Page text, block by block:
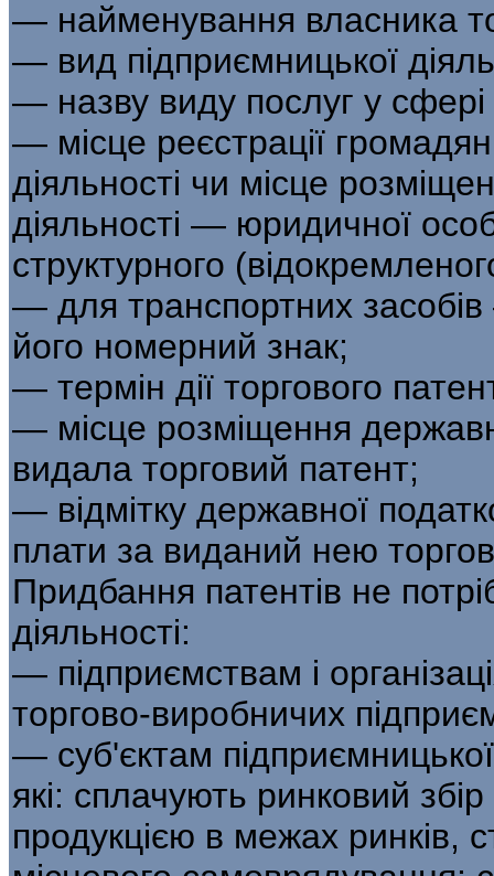
— найменування власника
— вид підприємницької
— назву виду послуг у сфері
— місце реєстрації
діяльності чи місце
діяльності — юридичної
структурного
— для транспортних
його номерний знак;
— термін дії торгового
— місце розміщення
видала торговий патент;
— відмітку державної
плати за виданий нею
Придбання патентів не
діяльності:
— підприємствам і
торгово-виробничих
— суб'єктам
які: сплачують ринковий
продукцією в межах ринків,